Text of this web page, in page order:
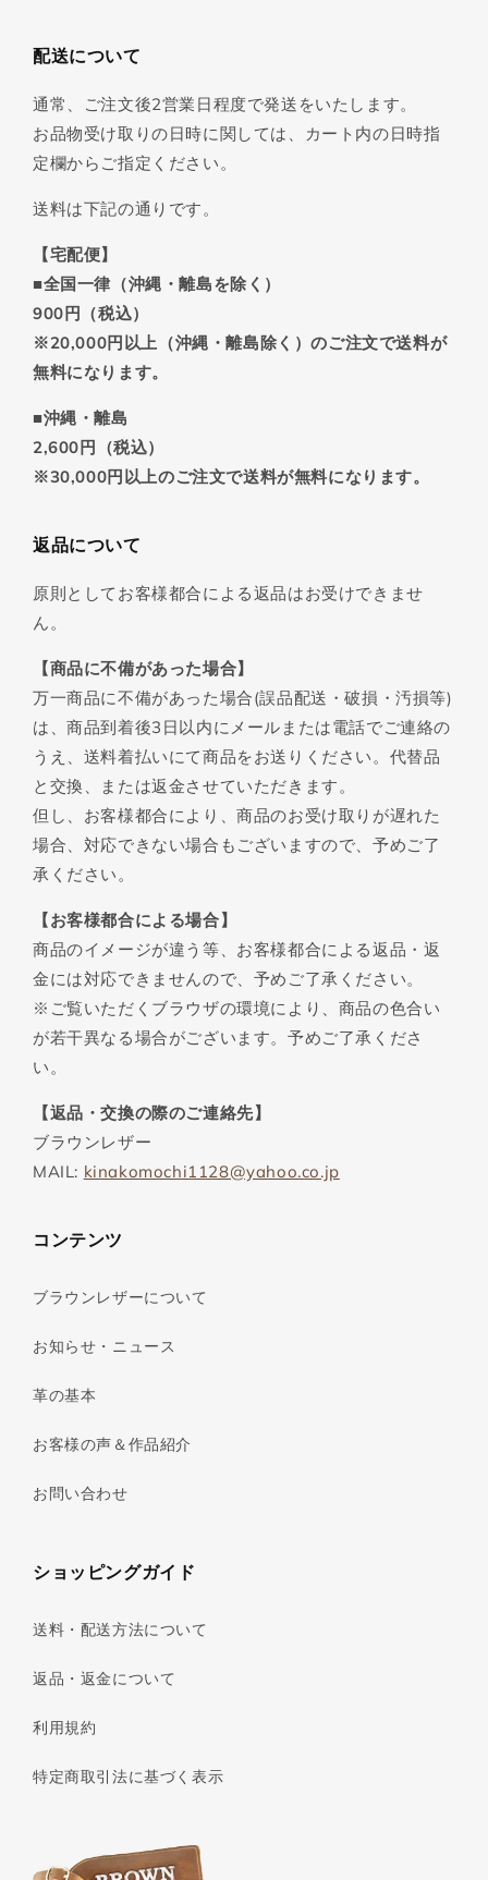
配送について
通常、ご注文後2営業日程度で発送をいたします。
お品物受け取りの日時に関しては、カート内の日時指
定欄からご指定ください。
送料は下記の通りです。
【宅配便】
■全国一律（沖縄・離島を除く）
900円（税込）
※20,000円以上（沖縄・離島除く）のご注文で送料が
無料になります。
■沖縄・離島
2,600円（税込）
※30,000円以上のご注文で送料が無料になります。
返品について
原則としてお客様都合による返品はお受けできませ
ん。
【商品に不備があった場合】
万一商品に不備があった場合(誤品配送・破損・汚損等)
は、商品到着後3日以内にメールまたは電話でご連絡の
うえ、送料着払いにて商品をお送りください。代替品
と交換、または返金させていただきます。
但し、お客様都合により、商品のお受け取りが遅れた
場合、対応できない場合もございますので、予めご了
承ください。
【お客様都合による場合】
商品のイメージが違う等、お客様都合による返品・返
金には対応できませんので、予めご了承ください。
※ご覧いただくブラウザの環境により、商品の色合い
が若干異なる場合がございます。予めご了承くださ
い。
【返品・交換の際のご連絡先】
ブラウンレザー
MAIL: kinakomochi1128@yahoo.co.jp
コンテンツ
ブラウンレザーについて
お知らせ・ニュース
革の基本
お客様の声＆作品紹介
お問い合わせ
ショッピングガイド
送料・配送方法について
返品・返金について
利用規約
特定商取引法に基づく表示